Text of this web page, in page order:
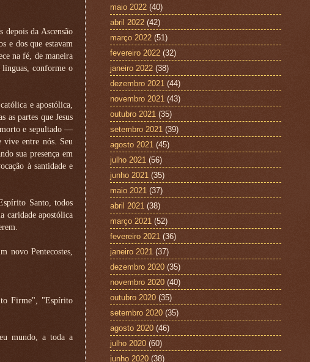
depois da Ascensão
e dos que estavam
na fé, de maneira
línguas, conforme o
e apostólica,
as partes que Jesus
e sepultado —
vive entre nós. Seu
sua presença em
à santidade e
Santo, todos
caridade apostólica
novo Pentecostes,
Firme", "Espírito
mundo, a toda a
maio 2022 (40)
abril 2022 (42)
março 2022 (51)
fevereiro 2022 (32)
janeiro 2022 (38)
dezembro 2021 (44)
novembro 2021 (43)
outubro 2021 (35)
setembro 2021 (39)
agosto 2021 (45)
julho 2021 (56)
junho 2021 (35)
maio 2021 (37)
abril 2021 (38)
março 2021 (52)
fevereiro 2021 (36)
janeiro 2021 (37)
dezembro 2020 (35)
novembro 2020 (40)
outubro 2020 (35)
setembro 2020 (35)
agosto 2020 (46)
julho 2020 (60)
junho 2020 (38)